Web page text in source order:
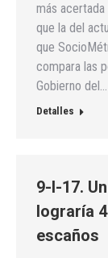
más
que la del
que
compara las
Gobierno del…
Detalles
9-I-17.
lograría
escaños